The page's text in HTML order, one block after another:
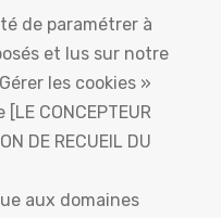
de paramétrer à
et lus sur notre
les cookies »
CONCEPTEUR
DE RECUEIL DU
aux domaines